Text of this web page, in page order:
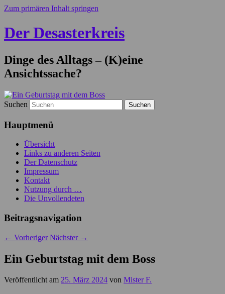
Zum primären Inhalt springen
Der Desasterkreis
Dinge des Alltags – (K)eine
Ansichtssache?
Suchen
Hauptmenü
Übersicht
Links zu anderen Seiten
Der Datenschutz
Impressum
Kontakt
Nutzung durch …
Die Unvollendeten
Beitragsnavigation
← Vorheriger Nächster →
Ein Geburtstag mit dem Boss
Veröffentlicht am 25. März 2024 von Mister F.